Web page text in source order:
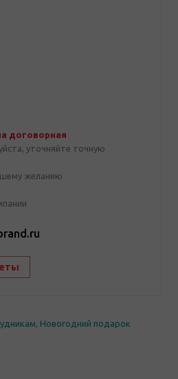
договорная
уточняйте точную
желанию
, Новогодний подарок